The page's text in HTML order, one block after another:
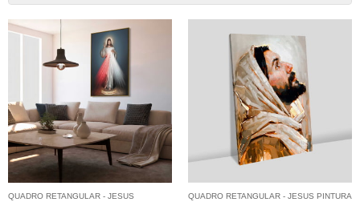
QUADRO RETANGULAR - JESUS
QUADRO RETANGULAR - JESUS PINTURA